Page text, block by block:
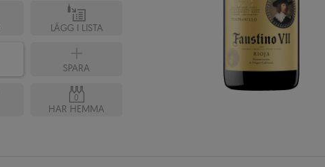
LÄGG I LISTA
SPARA
0
HAR HEMMA